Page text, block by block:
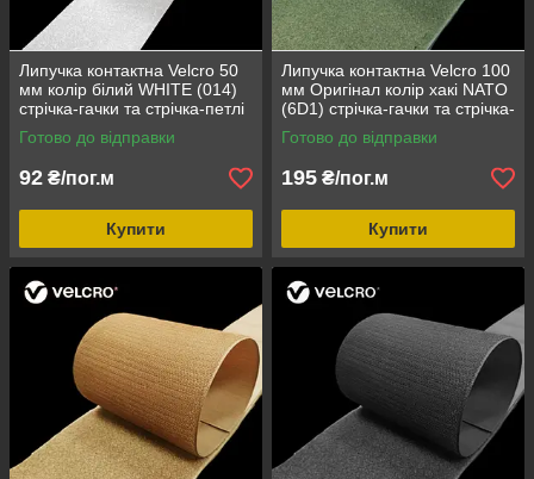
Липучка контактна Velcro 50
мм колір білий WHITE (014)
стрічка-гачки та стрічка-петлі
комплект loop/hook
Готово до відправки
92 ₴/пог.м
Купити
Липучка контактна Velcro 100
мм Оригінал колір хакі NATO
(6D1) стрічка-гачки та стрічка-
петлі комплект loop/hook
Готово до відправки
195 ₴/пог.м
Купити